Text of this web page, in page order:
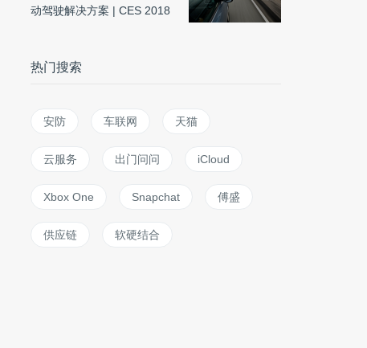
动驾驶解决方案 | CES 2018
热门搜索
安防 车联网 天猫
云服务 出门问问 iCloud
Xbox One Snapchat 傅盛
供应链 软硬结合